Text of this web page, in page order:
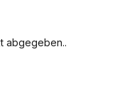
abgegeben..